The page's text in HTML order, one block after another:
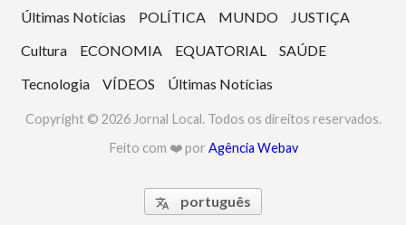
Últimas Notícias POLÍTICA MUNDO
JUSTIÇA
Cultura
ECONOMIA EQUATORIAL
SAÚDE
Tecnologia
VÍDEOS Últimas Notícias
Copyright © 2026 Jornal Local. Todos os direitos reservados.
Feito com ❤️ por Agência Webav
 português